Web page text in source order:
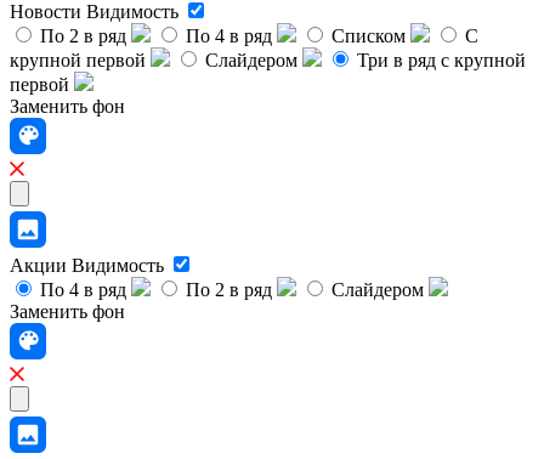
Новости Видимость
По 2 в ряд
По 4 в ряд Списком
С
крупной первой
Слайдером
Три в ряд с крупной
первой
Заменить фон
Акции Видимость
По 4 в ряд
По 2 в ряд
Слайдером
Заменить фон